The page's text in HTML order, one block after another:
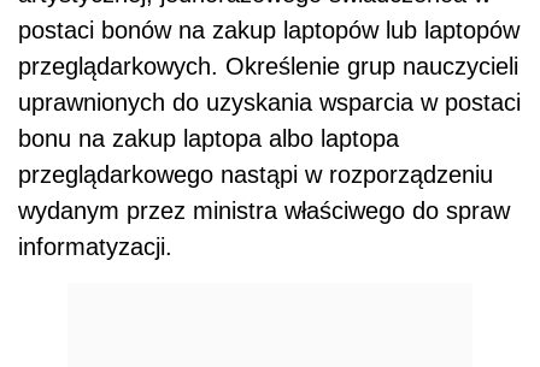
REKLAMA